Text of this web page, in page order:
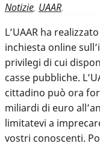
Notizie, UAAR.
L’UAAR ha
inchiesta online
privilegi di cui
casse pubbliche.
cittadino può ora
miliardi di euro
limitatevi a
vostri conoscenti.